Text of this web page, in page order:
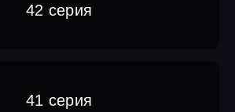
42 серия
41 серия